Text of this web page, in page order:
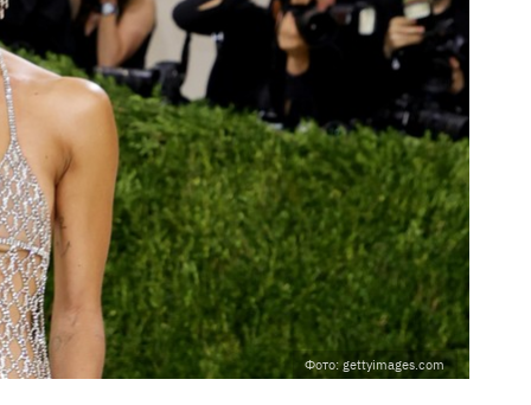
Фото: gettyimages.com